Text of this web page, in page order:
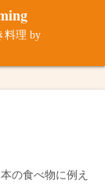
料理 by
の食べ物に例え